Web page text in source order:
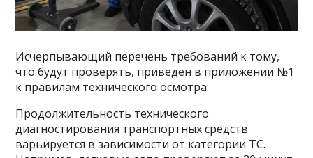
Исчерпывающий перечень требований к тому,
что будут проверять, приведен в приложении №1
к правилам технического осмотра.
Продолжительность технического
диагностирования транспортных средств
варьируется в зависимости от категории ТС.